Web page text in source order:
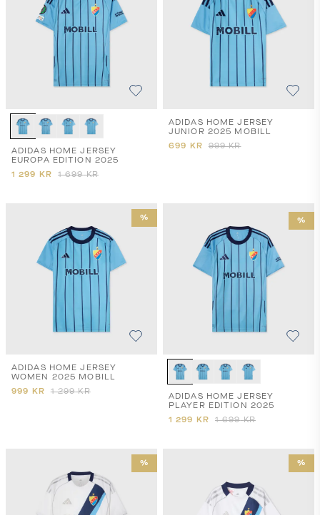
ADIDAS HOME JERSEY
EUROPA EDITION 2025
1 299 KR 1 699 KR
ADIDAS HOME JERSEY
JUNIOR 2025 MOBILL
699 KR 999 KR
%
ADIDAS HOME JERSEY
WOMEN 2025 MOBILL
999 KR 1 299 KR
%
ADIDAS HOME JERSEY
PLAYER EDITION 2025
1 299 KR 1 699 KR
% %